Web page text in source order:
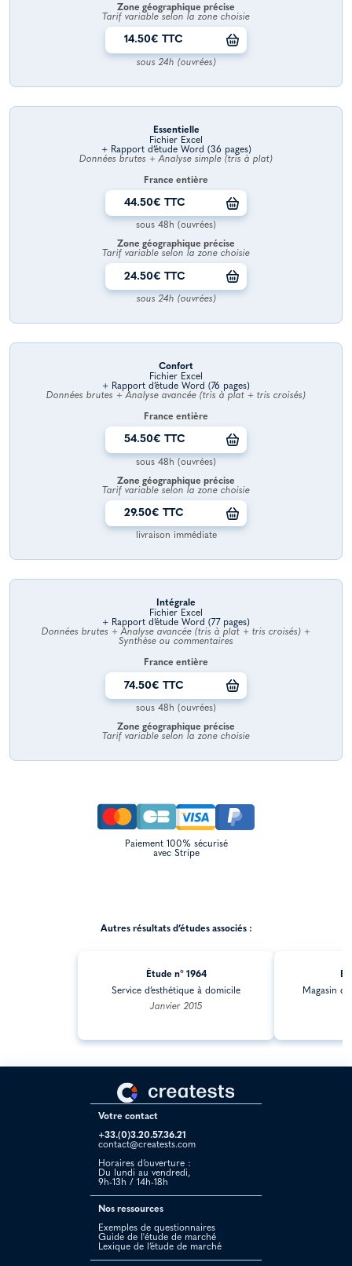
Zone géographique précise
Tarif variable selon la zone choisie
14.50€ TTC
sous 24h (ouvrées)
Essentielle
Fichier Excel
+ Rapport d’étude Word (36 pages)
Données brutes + Analyse simple (tris à plat)
France entière
44.50€ TTC
sous 48h (ouvrées)
Zone géographique précise
Tarif variable selon la zone choisie
24.50€ TTC
sous 24h (ouvrées)
Confort
Fichier Excel
+ Rapport d’étude Word (76 pages)
Données brutes + Analyse avancée (tris à plat + tris croisés)
France entière
54.50€ TTC
sous 48h (ouvrées)
Zone géographique précise
Tarif variable selon la zone choisie
29.50€ TTC
livraison immédiate
Intégrale
Fichier Excel
+ Rapport d’étude Word (77 pages)
Données brutes + Analyse avancée (tris à plat + tris croisés) +
Synthèse ou commentaires
France entière
74.50€ TTC
sous 48h (ouvrées)
Zone géographique précise
Tarif variable selon la zone choisie
Paiement 100% sécurisé
avec Stripe
Autres résultats d’études associés :
Étude n° 1964
Service d’esthétique à domicile
Janvier 2015
Magasin
Votre contact
+33.(0)3.20.57.36.21
contact@creatests.com
Horaires d’ouverture :
Du lundi au vendredi,
9h-13h / 14h-18h
Nos ressources
Exemples de questionnaires
Guide de l'étude de marché
Lexique de l’étude de marché